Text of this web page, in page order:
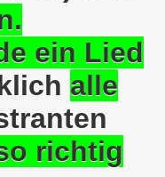
ein Lied
alle
richtig
von Erfurt
Uhr auf dem
Gelungenes Fest
um 17.30 Uhr auf
von